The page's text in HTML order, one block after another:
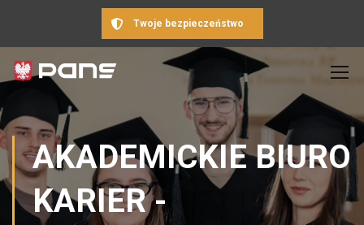
Twoje bezpieczeństwo
AKADEMICKIE BIURO
KARIER -